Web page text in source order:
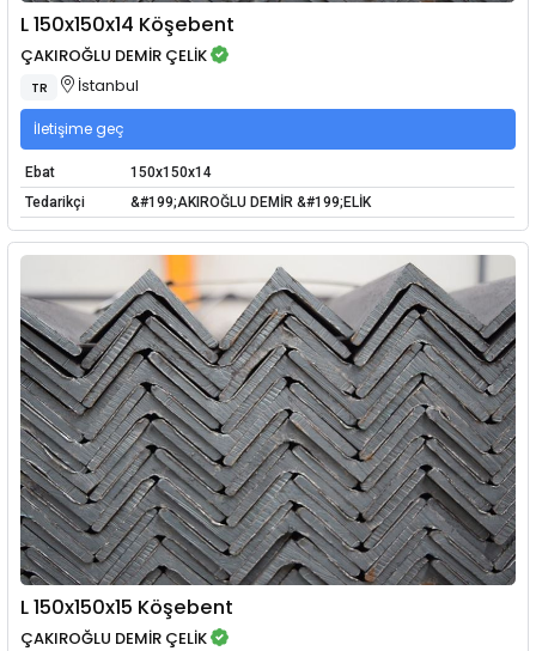
L 150x150x14 Köşebent
ÇAKIROĞLU DEMİR ÇELİK
TR İstanbul
İletişime geç
Ebat
150x150x14
Tedarikçi
&#199;AKIROĞLU DEMİR &#199;ELİK
L 150x150x15 Köşebent
ÇAKIROĞLU DEMİR ÇELİK